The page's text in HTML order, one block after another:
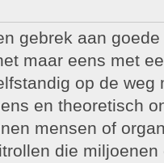
gebrek aan
maar eens met
op de weg
en theoretisch
mensen of
die